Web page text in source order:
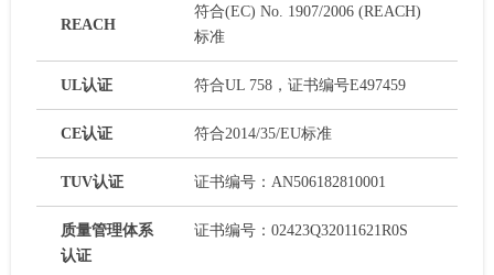
REACH
符合(EC) No. 1907/2006 (REACH)
标准
UL认证 符合UL 758，证书编号E497459
CE认证 符合2014/35/EU标准
TUV认证 证书编号：AN506182810001
质量管理体系
认证
证书编号：02423Q32011621R0S